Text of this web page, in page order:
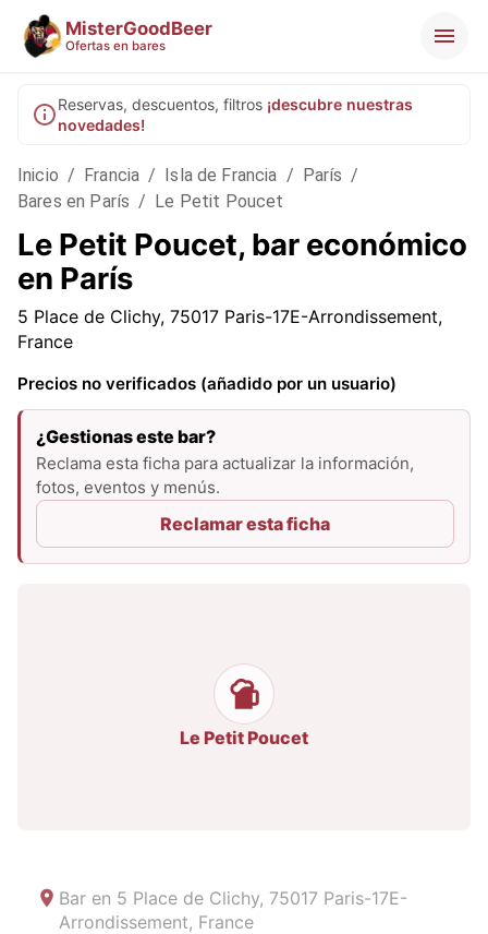
MisterGoodBeer
Ofertas en bares
Reservas, descuentos, filtros ¡descubre nuestras
novedades!
Inicio / Francia / Isla de Francia / París /
Bares en París / Le Petit Poucet
Le Petit Poucet, bar económico
en París
5 Place de Clichy, 75017 Paris-17E-Arrondissement,
France
Precios no verificados (añadido por un usuario)
¿Gestionas este bar?
Reclama esta ficha para actualizar la información,
fotos, eventos y menús.
Reclamar esta ficha
Le Petit Poucet
Bar en 5 Place de Clichy, 75017 Paris-17E-
Arrondissement, France